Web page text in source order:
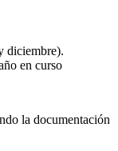
diciembre).
en curso
la documentación